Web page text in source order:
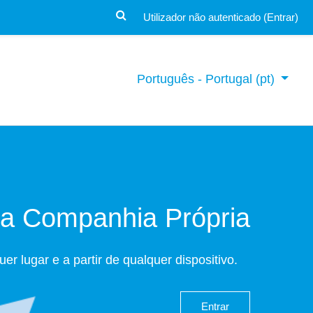
Utilizador não autenticado (Entrar)
Português - Portugal ‎(pt)‎
Companhia Própria
lugar e a partir de qualquer dispositivo.
Entrar